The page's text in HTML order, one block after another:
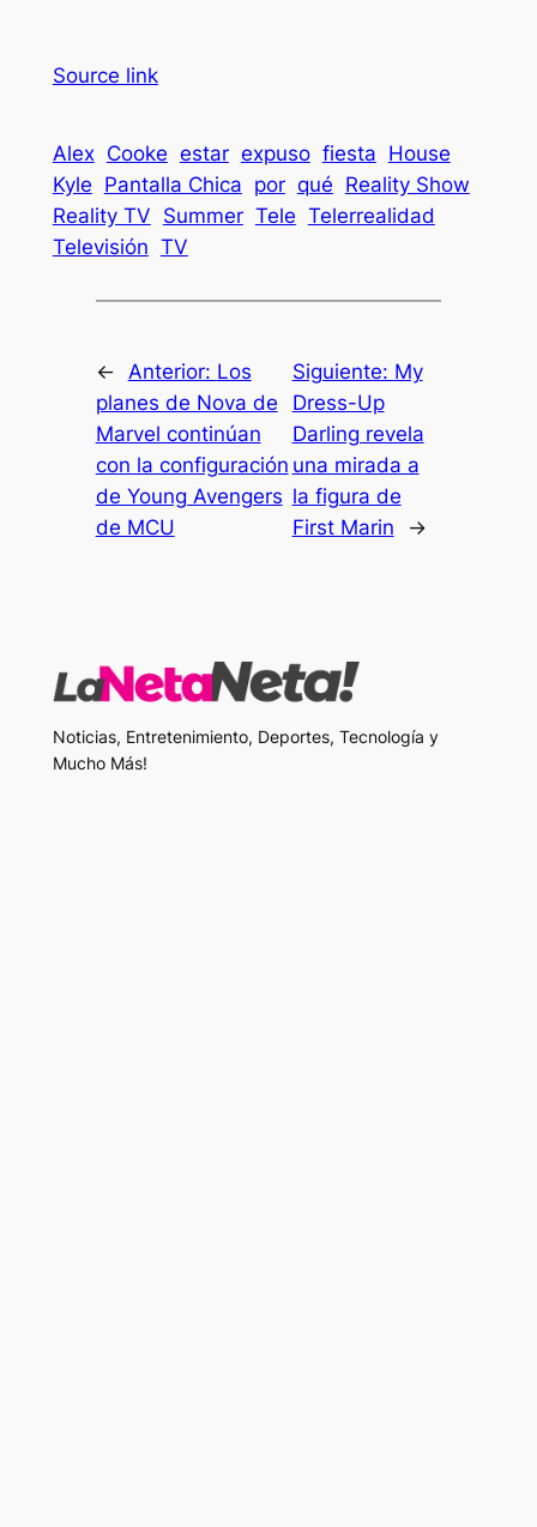
Source link
Alex Cooke estar expuso fiesta House
Kyle Pantalla Chica por qué Reality Show
Reality TV Summer Tele Telerrealidad
Televisión TV
← Anterior: Los
planes de Nova de
Marvel continúan
con la configuración
de Young Avengers
de MCU
Siguiente: My
Dress-Up
Darling revela
una mirada a
la figura de
First Marin
→
Noticias, Entretenimiento, Deportes, Tecnología y
Mucho Más!